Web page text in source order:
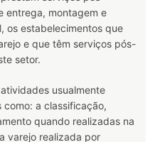
entrega, montagem e
os estabelecimentos que
e que têm serviços pós-
setor.
usualmente
a classificação,
quando realizadas na
varejo realizada por